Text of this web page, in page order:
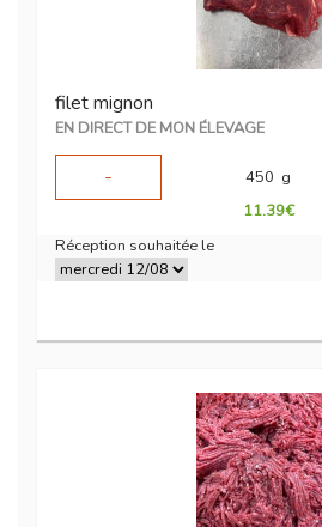
filet mignon
EN DIRECT DE MON ÉLEVAGE
-
450 g
11.39€
Réception souhaitée le